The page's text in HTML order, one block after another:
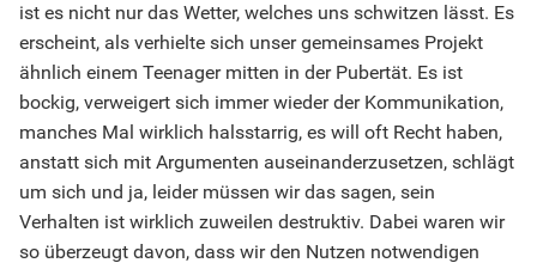
ist es nicht nur das Wetter, welches uns schwitzen lässt. Es
erscheint, als verhielte sich unser gemeinsames Projekt
ähnlich einem Teenager mitten in der Pubertät. Es ist
bockig, verweigert sich immer wieder der Kommunikation,
manches Mal wirklich halsstarrig, es will oft Recht haben,
anstatt sich mit Argumenten auseinanderzusetzen, schlägt
um sich und ja, leider müssen wir das sagen, sein
Verhalten ist wirklich zuweilen destruktiv. Dabei waren wir
so überzeugt davon, dass wir den Nutzen notwendigen